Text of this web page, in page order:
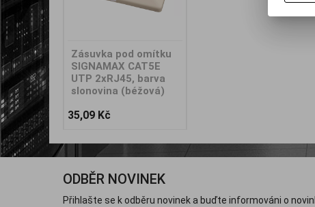
Zásuvka pod omítku
SIGNAMAX CAT5E
UTP 2xRJ45, barva
slonovina (béžová)
35,09 Kč
ODBĚR NOVINEK
Přihlašte se k odběru novinek a buďte informováni o